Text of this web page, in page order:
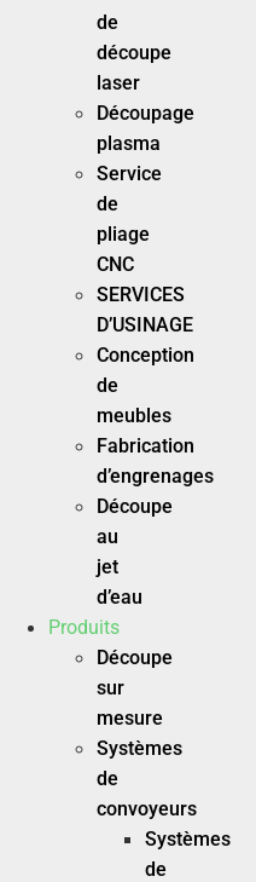
de
découpe
laser
Découpage
plasma
Service
de
pliage
CNC
SERVICES
D’USINAGE
Conception
de
meubles
Fabrication
d’engrenages
Découpe
au
jet
d’eau
Produits
Découpe
sur
mesure
Systèmes
de
convoyeurs
Systèmes
de